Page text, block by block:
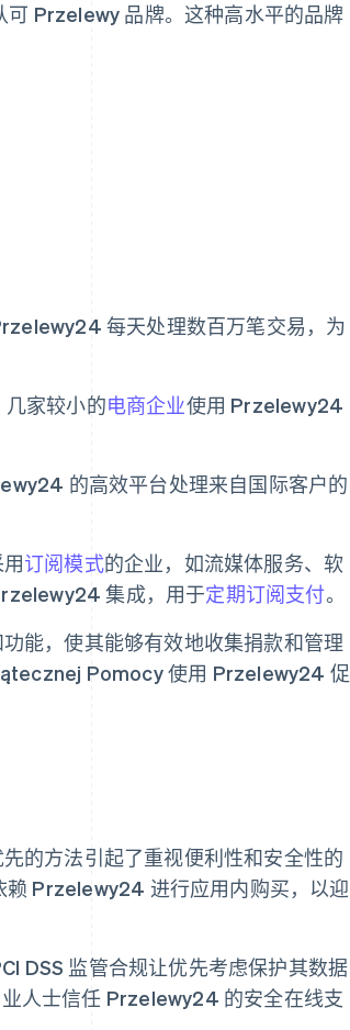
可 Przelewy 品牌。这种高水平的品牌
每天处理数百万笔交易，为
家较小的电商企业使用 Przelewy24
的高效平台处理来自国际客户的
订阅模式的企业，如流媒体服务、软
集成，用于定期订阅支付。
能，使其能够有效地收集捐款和管理
Pomocy 使用 Przelewy24 促
的方法引起了重视便利性和安全性的
Przelewy24 进行应用内购买，以迎
DSS 监管合规让优先考虑保护其数据
人士信任 Przelewy24 的安全在线支